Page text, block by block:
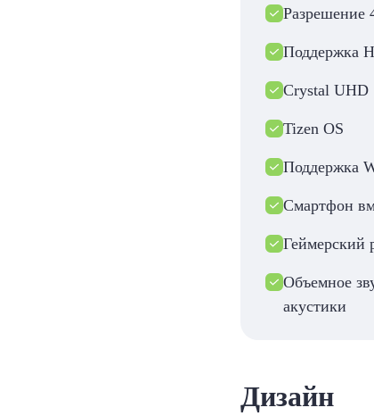
Разрешение
Поддержка
Crystal UHD
Tizen OS
Поддержка
Смартфон
Геймерский
Объемное
акустики
Дизайн